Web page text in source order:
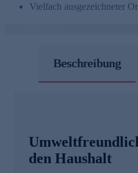
Vielfach ausgezeichneter
Beschreibung
den Haushalt